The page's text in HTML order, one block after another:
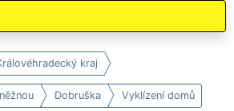
kraj
Dobruška Vyklízení domů